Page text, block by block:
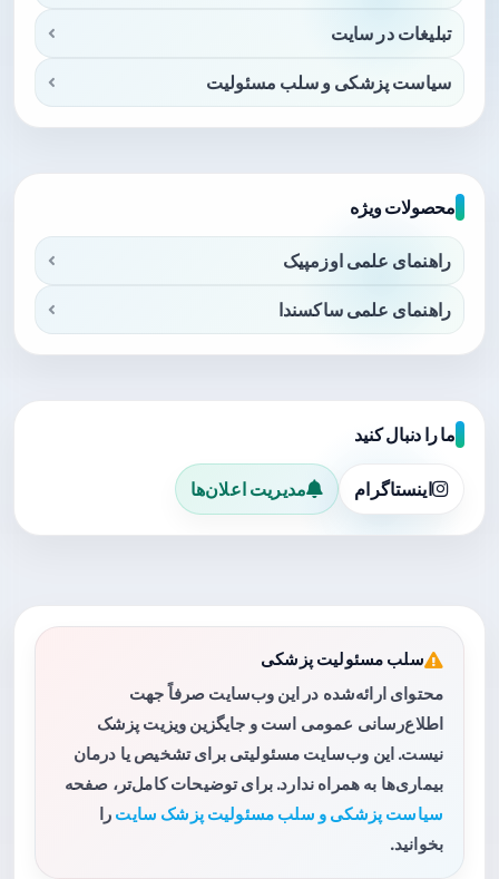
تبلیغات در سایت
سیاست پزشکی و سلب مسئولیت
محصولات ویژه
راهنمای علمی اوزمپیک
راهنمای علمی ساکسندا
ما را دنبال کنید
اینستاگرام مدیریت اعلان‌ها
سلب مسئولیت پزشکی
محتوای ارائه‌شده در این وب‌سایت صرفاً جهت
اطلاع‌رسانی عمومی است و جایگزین ویزیت پزشک
نیست. این وب‌سایت مسئولیتی برای تشخیص یا درمان
بیماری‌ها به همراه ندارد. برای توضیحات کامل‌تر، صفحه
سیاست پزشکی و سلب مسئولیت پزشک سایت را
بخوانید.